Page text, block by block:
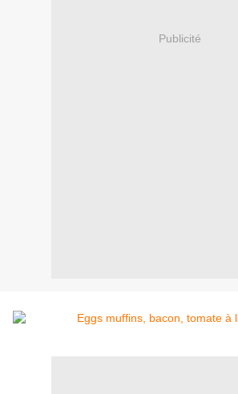
Publicité